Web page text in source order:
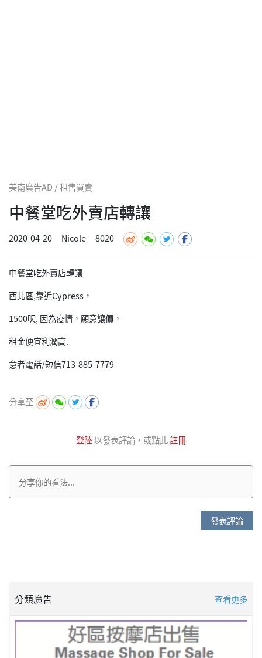
美南廣告AD / 租售買賣
中餐堂吃外賣店轉讓
2020-04-20 Nicole 8020
中餐堂吃外賣店轉讓
西北區,靠近Cypress，
1500呎, 因為疫情，願意讓價，
租金便宜利潤高.
意者電話/短信713-885-7779
分享至
登陸以發表評論，或點此註冊
發表評論
分類廣告 查看更多